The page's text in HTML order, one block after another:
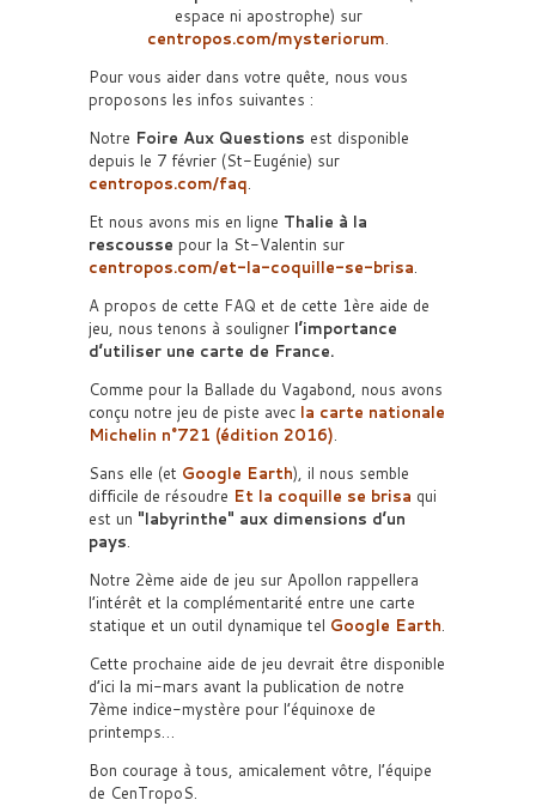
espace ni apostrophe) sur
centropos.com/mysteriorum.
Pour vous aider dans votre quête, nous vous
proposons les infos suivantes :
Notre Foire Aux Questions est disponible
depuis le 7 février (St-Eugénie) sur
centropos.com/faq.
Et nous avons mis en ligne Thalie à la
rescousse pour la St-Valentin sur
centropos.com/et-la-coquille-se-brisa.
A propos de cette FAQ et de cette 1ère aide de
jeu, nous tenons à souligner l’importance
d’utiliser une carte de France.
Comme pour la Ballade du Vagabond, nous avons
conçu notre jeu de piste avec la carte nationale
Michelin n°721 (édition 2016).
Sans elle (et Google Earth), il nous semble
difficile de résoudre Et la coquille se brisa qui
est un
labyrinthe
aux dimensions d’un
pays.
Notre 2ème aide de jeu sur Apollon rappellera
l’intérêt et la complémentarité entre une carte
statique et un outil dynamique tel Google Earth.
Cette prochaine aide de jeu devrait être disponible
d’ici la mi-mars avant la publication de notre
7ème indice-mystère pour l’équinoxe de
printemps…
Bon courage à tous, amicalement vôtre, l’équipe
de CenTropoS.